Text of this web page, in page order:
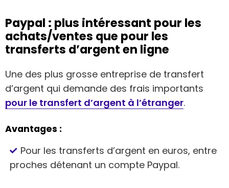
Paypal : plus intéressant pour les
achats/ventes que pour les
transferts d’argent en ligne
Une des plus grosse entreprise de transfert
d’argent qui demande des frais importants
pour le transfert d’argent à l’étranger.
Avantages :
Pour les transferts d’argent en euros, entre
proches détenant un compte Paypal.